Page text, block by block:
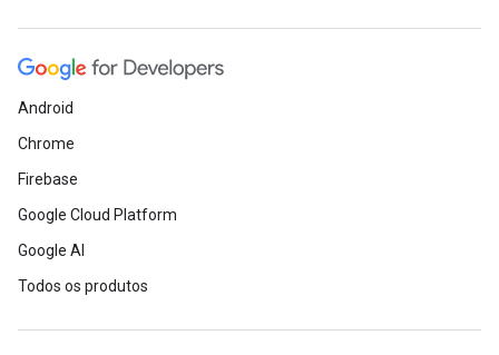
Android
Chrome
Firebase
Google Cloud Platform
Google AI
Todos os produtos